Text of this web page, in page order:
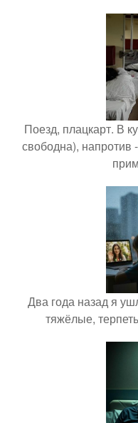
Поезд, плацкарт. В
свободна), напротив
Два года назад я
тяжёлые,